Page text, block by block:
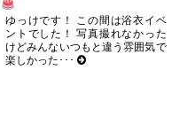
ゆっけです！ この間は浴衣イベ
ントでした！ 写真撮れなかった
けどみんないつもと違う雰囲気で
楽しかった･･･